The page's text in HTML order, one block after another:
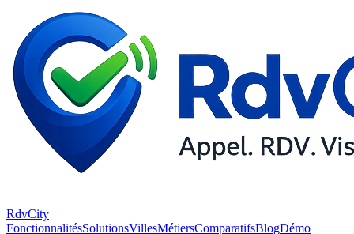
RdvCity
FonctionnalitésSolutionsVillesMétiersComparatifsBlogDémo